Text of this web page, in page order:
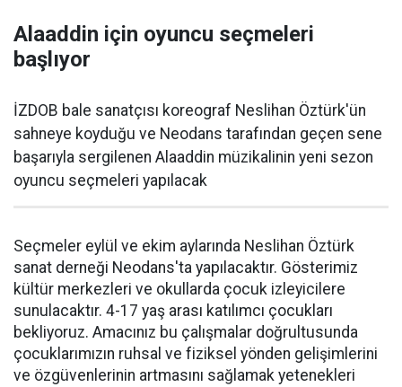
Alaaddin için oyuncu seçmeleri
başlıyor
İZDOB bale sanatçısı koreograf Neslihan Öztürk'ün
sahneye koyduğu ve Neodans tarafından geçen sene
başarıyla sergilenen Alaaddin müzikalinin yeni sezon
oyuncu seçmeleri yapılacak
Seçmeler eylül ve ekim aylarında Neslihan Öztürk
sanat derneği Neodans'ta yapılacaktır. Gösterimiz
kültür merkezleri ve okullarda çocuk izleyicilere
sunulacaktır. 4-17 yaş arası katılımcı çocukları
bekliyoruz. Amacınız bu çalışmalar doğrultusunda
çocuklarımızın ruhsal ve fiziksel yönden gelişimlerini
ve özgüvenlerinin artmasını sağlamak yetenekleri